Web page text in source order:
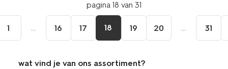
pagina 18 van 31
1 ... 16 17 18 19 20 ... 31
wat vind je van ons assortiment?